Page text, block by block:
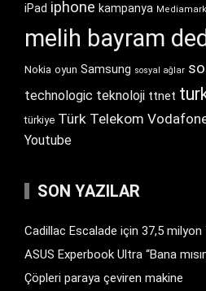
iPad iphone kampanya
melih bayram
Nokia oyun Samsung sosyal ağlar
technologic teknoloji ttnet
türkiye Türk Telekom
Youtube
SON YAZILAR
Cadillac Escalade için 37,5
ASUS Experbook Ultra “Bana
Çöpleri paraya çeviren makine